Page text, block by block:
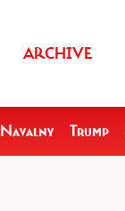
ARCHIVE
Navalny Trump